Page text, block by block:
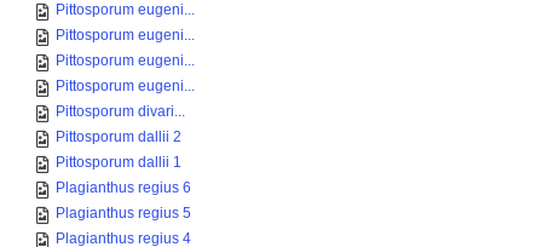
Pittosporum eugeni...
Pittosporum eugeni...
Pittosporum eugeni...
Pittosporum eugeni...
Pittosporum divari...
Pittosporum dallii 2
Pittosporum dallii 1
Plagianthus regius 6
Plagianthus regius 5
Plagianthus regius 4